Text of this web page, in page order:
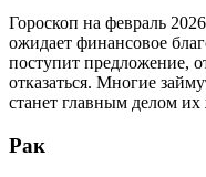
Гороскоп на февраль
ожидает финансовое
поступит предложение,
отказаться. Многие
станет главным делом
Рак